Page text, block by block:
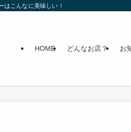
はこんなに美味しい！
HOME どんなお店？ お